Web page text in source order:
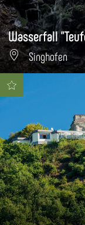
Wasserfall
Singhofen